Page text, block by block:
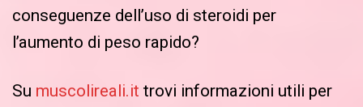
conseguenze dell’uso di steroidi per
l’aumento di peso rapido?
Su muscolireali.it trovi informazioni utili per